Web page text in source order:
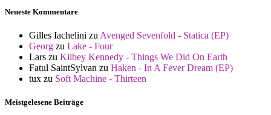
Neueste Kommentare
Gilles Iachelini zu Avenged Sevenfold - Statica (EP)
Georg zu Lake - Four
Lars zu Kilbey Kennedy - Things We Did On Earth
Fatul SaintSylvan zu Haken - In A Fever Dream (EP)
tux zu Soft Machine - Thirteen
Meistgelesene Beiträge